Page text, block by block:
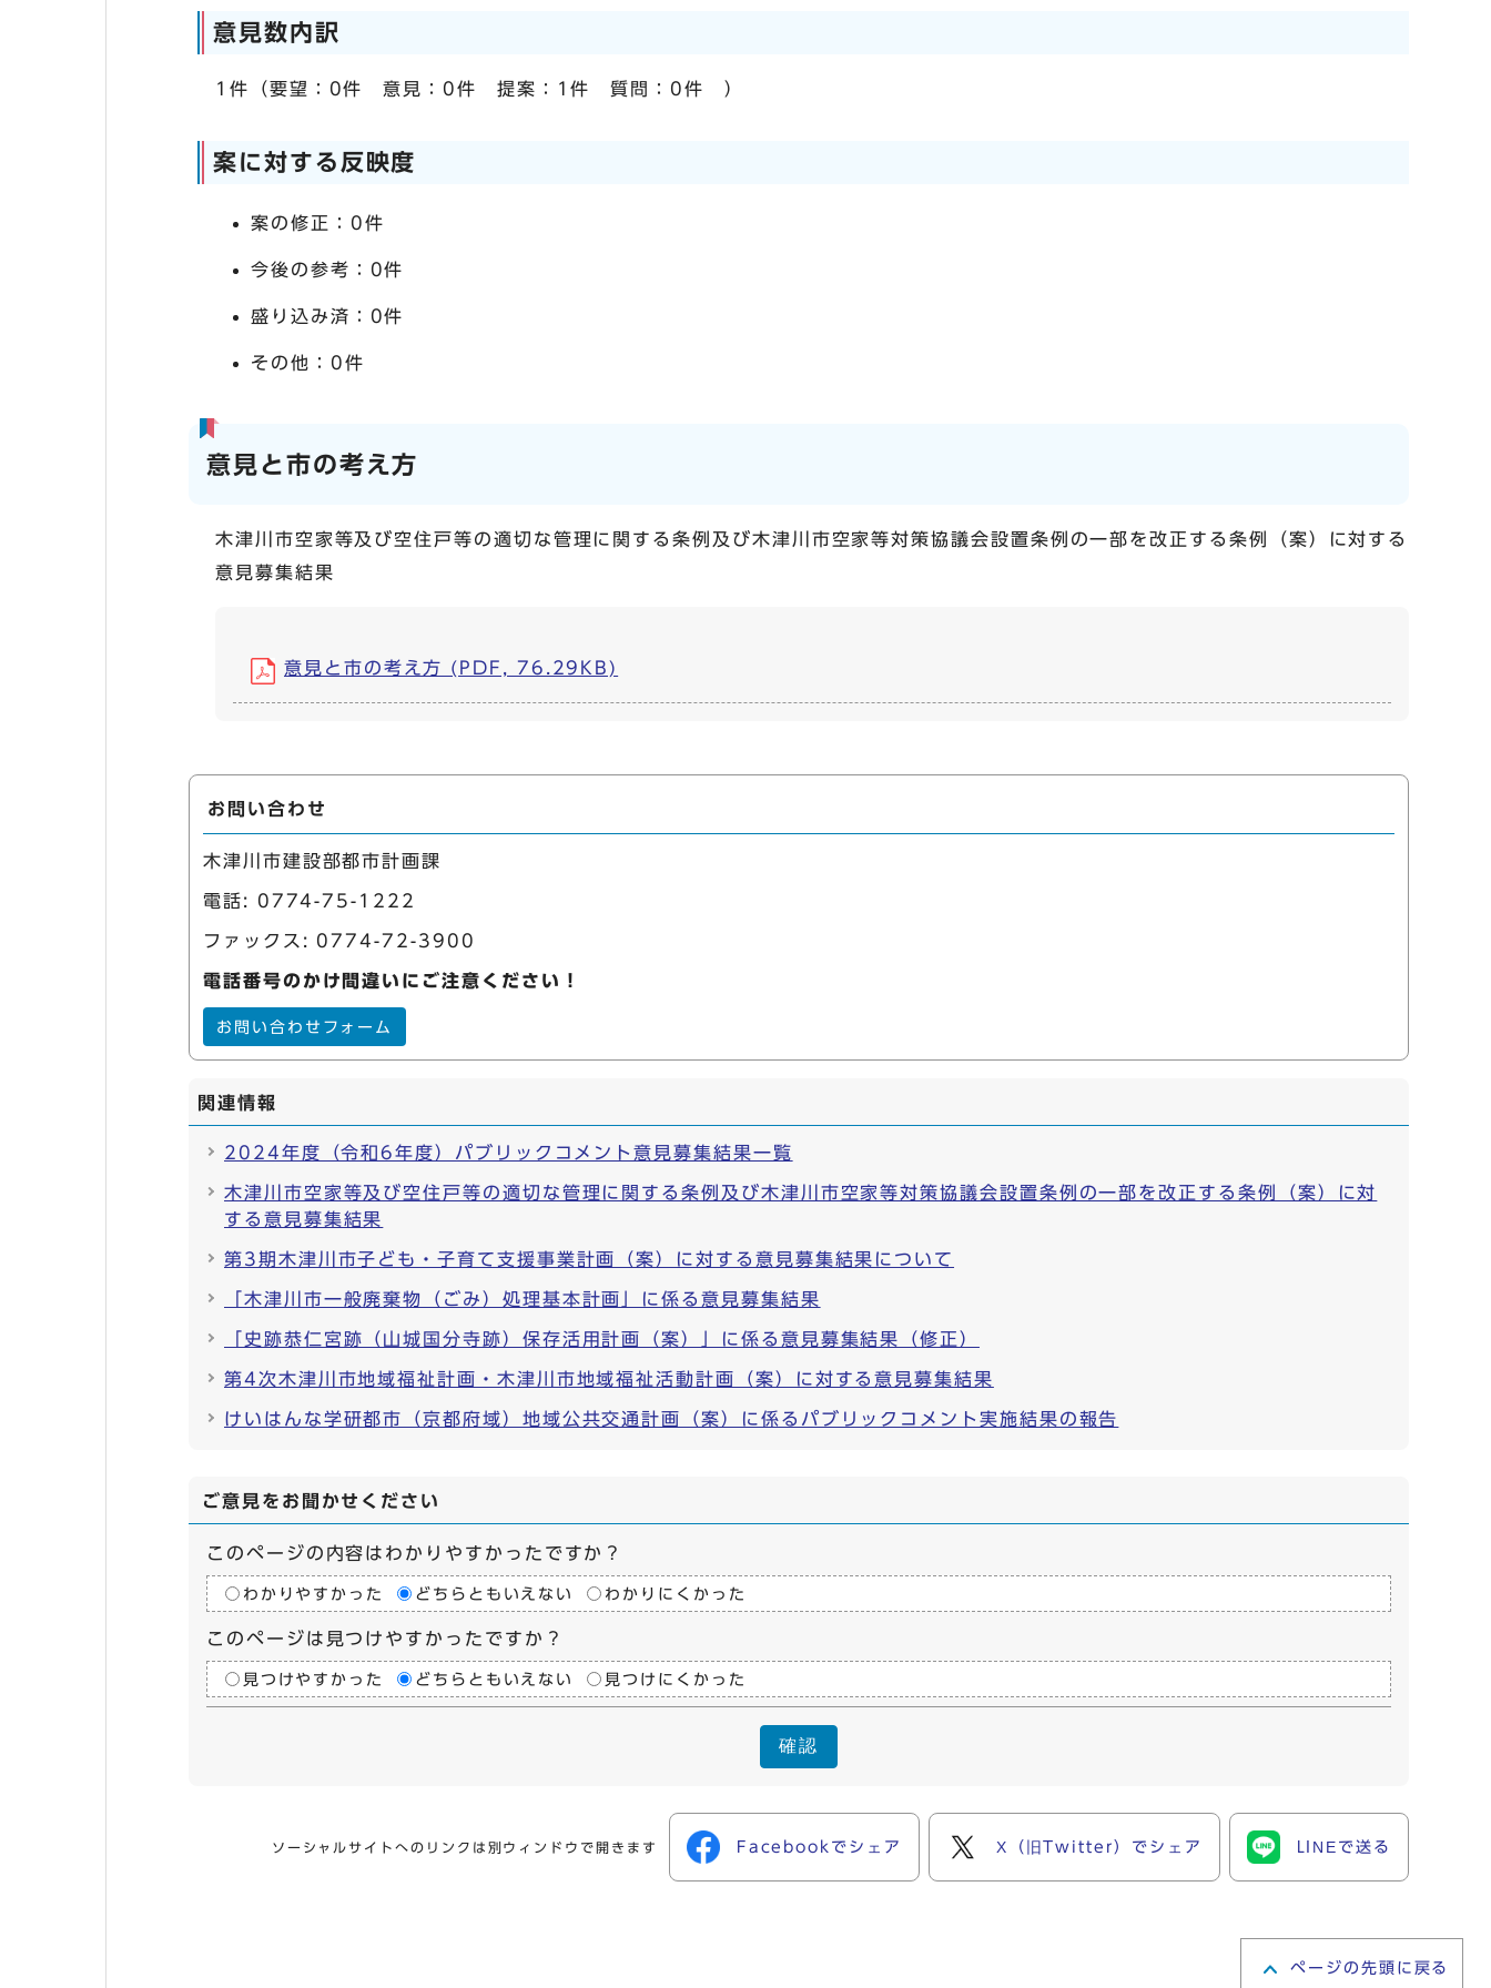
意見数内訳
1件（要望：0件 意見：0件 提案：1件 質問：0件 ）
案に対する反映度
案の修正：0件
今後の参考：0件
盛り込み済：0件
その他：0件
意見と市の考え方
木津川市空家等及び空住戸等の適切な管理に関する条例及び木津川市空家等対策協議会設置条例の一部を改正する条例（案）に対する
意見募集結果
意見と市の考え方 (PDF, 76.29KB)
お問い合わせ
木津川市建設部都市計画課
電話: 0774-75-1222
ファックス: 0774-72-3900
電話番号のかけ間違いにご注意ください！
お問い合わせフォーム
関連情報
2024年度（令和6年度）パブリックコメント意見募集結果一覧
木津川市空家等及び空住戸等の適切な管理に関する条例及び木津川市空家等対策協議会設置条例の一部を改正する条例（案）に対
する意見募集結果
第3期木津川市子ども・子育て支援事業計画（案）に対する意見募集結果について
「木津川市一般廃棄物（ごみ）処理基本計画」に係る意見募集結果
「史跡恭仁宮跡（山城国分寺跡）保存活用計画（案）」に係る意見募集結果（修正）
第4次木津川市地域福祉計画・木津川市地域福祉活動計画（案）に対する意見募集結果
けいはんな学研都市（京都府域）地域公共交通計画（案）に係るパブリックコメント実施結果の報告
ご意見をお聞かせください
このページの内容はわかりやすかったですか？
わかりやすかった どちらともいえない わかりにくかった
このページは見つけやすかったですか？
見つけやすかった どちらともいえない 見つけにくかった
確認
ソーシャルサイトへのリンクは別ウィンドウで開きます Facebookでシェア X（旧Twitter）でシェア LINEで送る
ページの先頭に戻る